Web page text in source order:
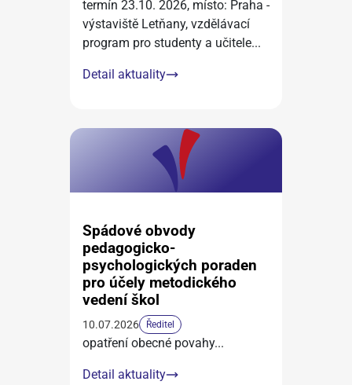
termín 23.10. 2026, místo: Praha -
výstaviště Letňany, vzdělávací
program pro studenty a učitele...
Detail aktuality
Spádové obvody
pedagogicko-
psychologických poraden
pro účely metodického
vedení škol
10.07.2026 Ředitel
opatření obecné povahy...
Detail aktuality